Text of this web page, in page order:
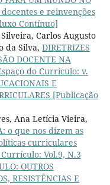
docentes e reinvenções
Contínuo]
Carlos Augusto
da Silva, DIRETRIZES
DOCENTE NA
do Currículo: v.
E
[Publicação
Ana Letícia Vieira,
o que nos dizem as
curriculares
Vol.9, N.3
OUTROS
RESISTÊNCIAS E